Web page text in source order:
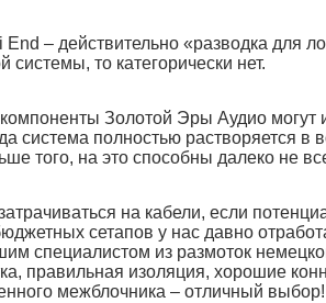
End – действительно «разводка для
то категорически нет.
Золотой Эры Аудио могут
система полностью растворяется в
того, на это способны далеко не
на кабели, если
сетапов у нас давно
специалистом из размоток
правильная изоляция, хорошие
межблочника – отличный выбор!